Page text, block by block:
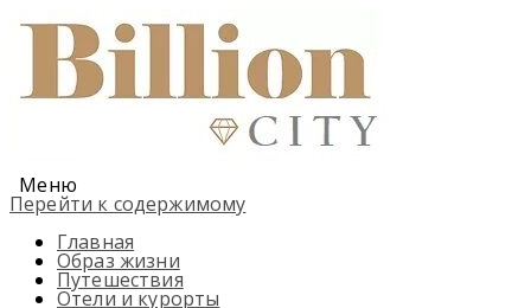
Меню
Перейти к содержимому
Главная
Образ жизни
Путешествия
Отели и курорты